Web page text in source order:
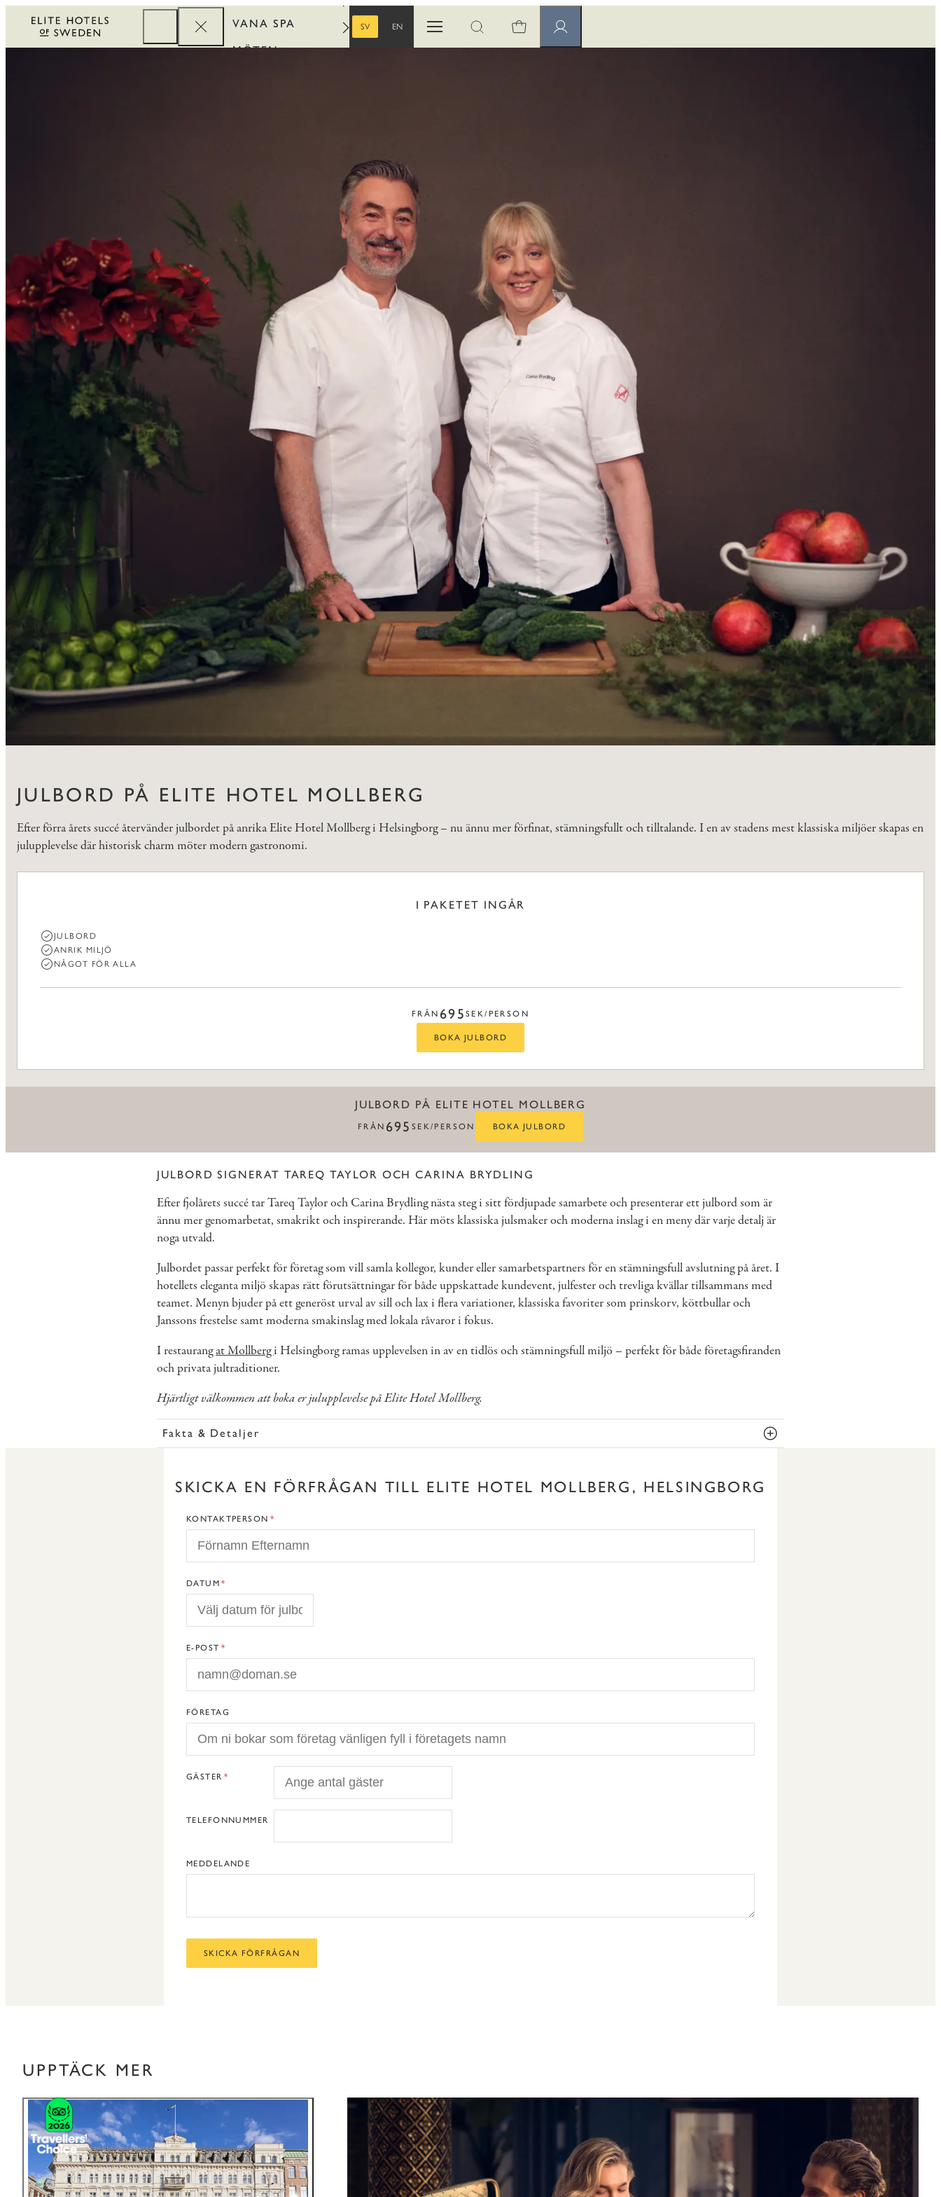
VANA SPA
MÖTEN
SV
EN
Öppna menynÖppna sök Medlemssidor
JULBORD PÅ ELITE HOTEL MOLLBERG
Efter förra årets succé återvänder julbordet på anrika Elite Hotel Mollberg i Helsingborg – nu ännu mer förfinat, stämningsfullt och tilltalande. I en av stadens mest klassiska miljöer skapas en
julupplevelse där historisk charm möter modern gastronomi.
I PAKETET INGÅR
JULBORD
ANRIK MILJÖ
NÅGOT FÖR ALLA
FRÅN 695 SEK/PERSON
BOKA JULBORD
JULBORD PÅ ELITE HOTEL MOLLBERG
FRÅN 695 SEK/PERSON BOKA JULBORD
JULBORD SIGNERAT TAREQ TAYLOR OCH CARINA BRYDLING
Efter fjolårets succé tar Tareq Taylor och Carina Brydling nästa steg i sitt fördjupade samarbete och presenterar ett julbord som är
ännu mer genomarbetat, smakrikt och inspirerande. Här möts klassiska julsmaker och moderna inslag i en meny där varje detalj är
noga utvald.
Julbordet passar perfekt för företag som vill samla kollegor, kunder eller samarbetspartners för en stämningsfull avslutning på året. I
hotellets eleganta miljö skapas rätt förutsättningar för både uppskattade kundevent, julfester och trevliga kvällar tillsammans med
teamet. Menyn bjuder på ett generöst urval av sill och lax i flera variationer, klassiska favoriter som prinskorv, köttbullar och
Janssons frestelse samt moderna smakinslag med lokala råvaror i fokus.
I restaurangat Mollbergi Helsingborg ramas upplevelsen in av en tidlös och stämningsfull miljö – perfekt för både företagsfiranden
och privata jultraditioner.
Hjärtligt välkommen att boka er julupplevelse på Elite Hotel Mollberg.
Fakta & Detaljer
SKICKA EN FÖRFRÅGAN TILL ELITE HOTEL MOLLBERG, HELSINGBORG
KONTAKTPERSON
DATUM
E-POST
FÖRETAG
GÄSTER
TELEFONNUMMER
MEDDELANDE
SKICKA FÖRFRÅGAN
UPPTÄCK MER